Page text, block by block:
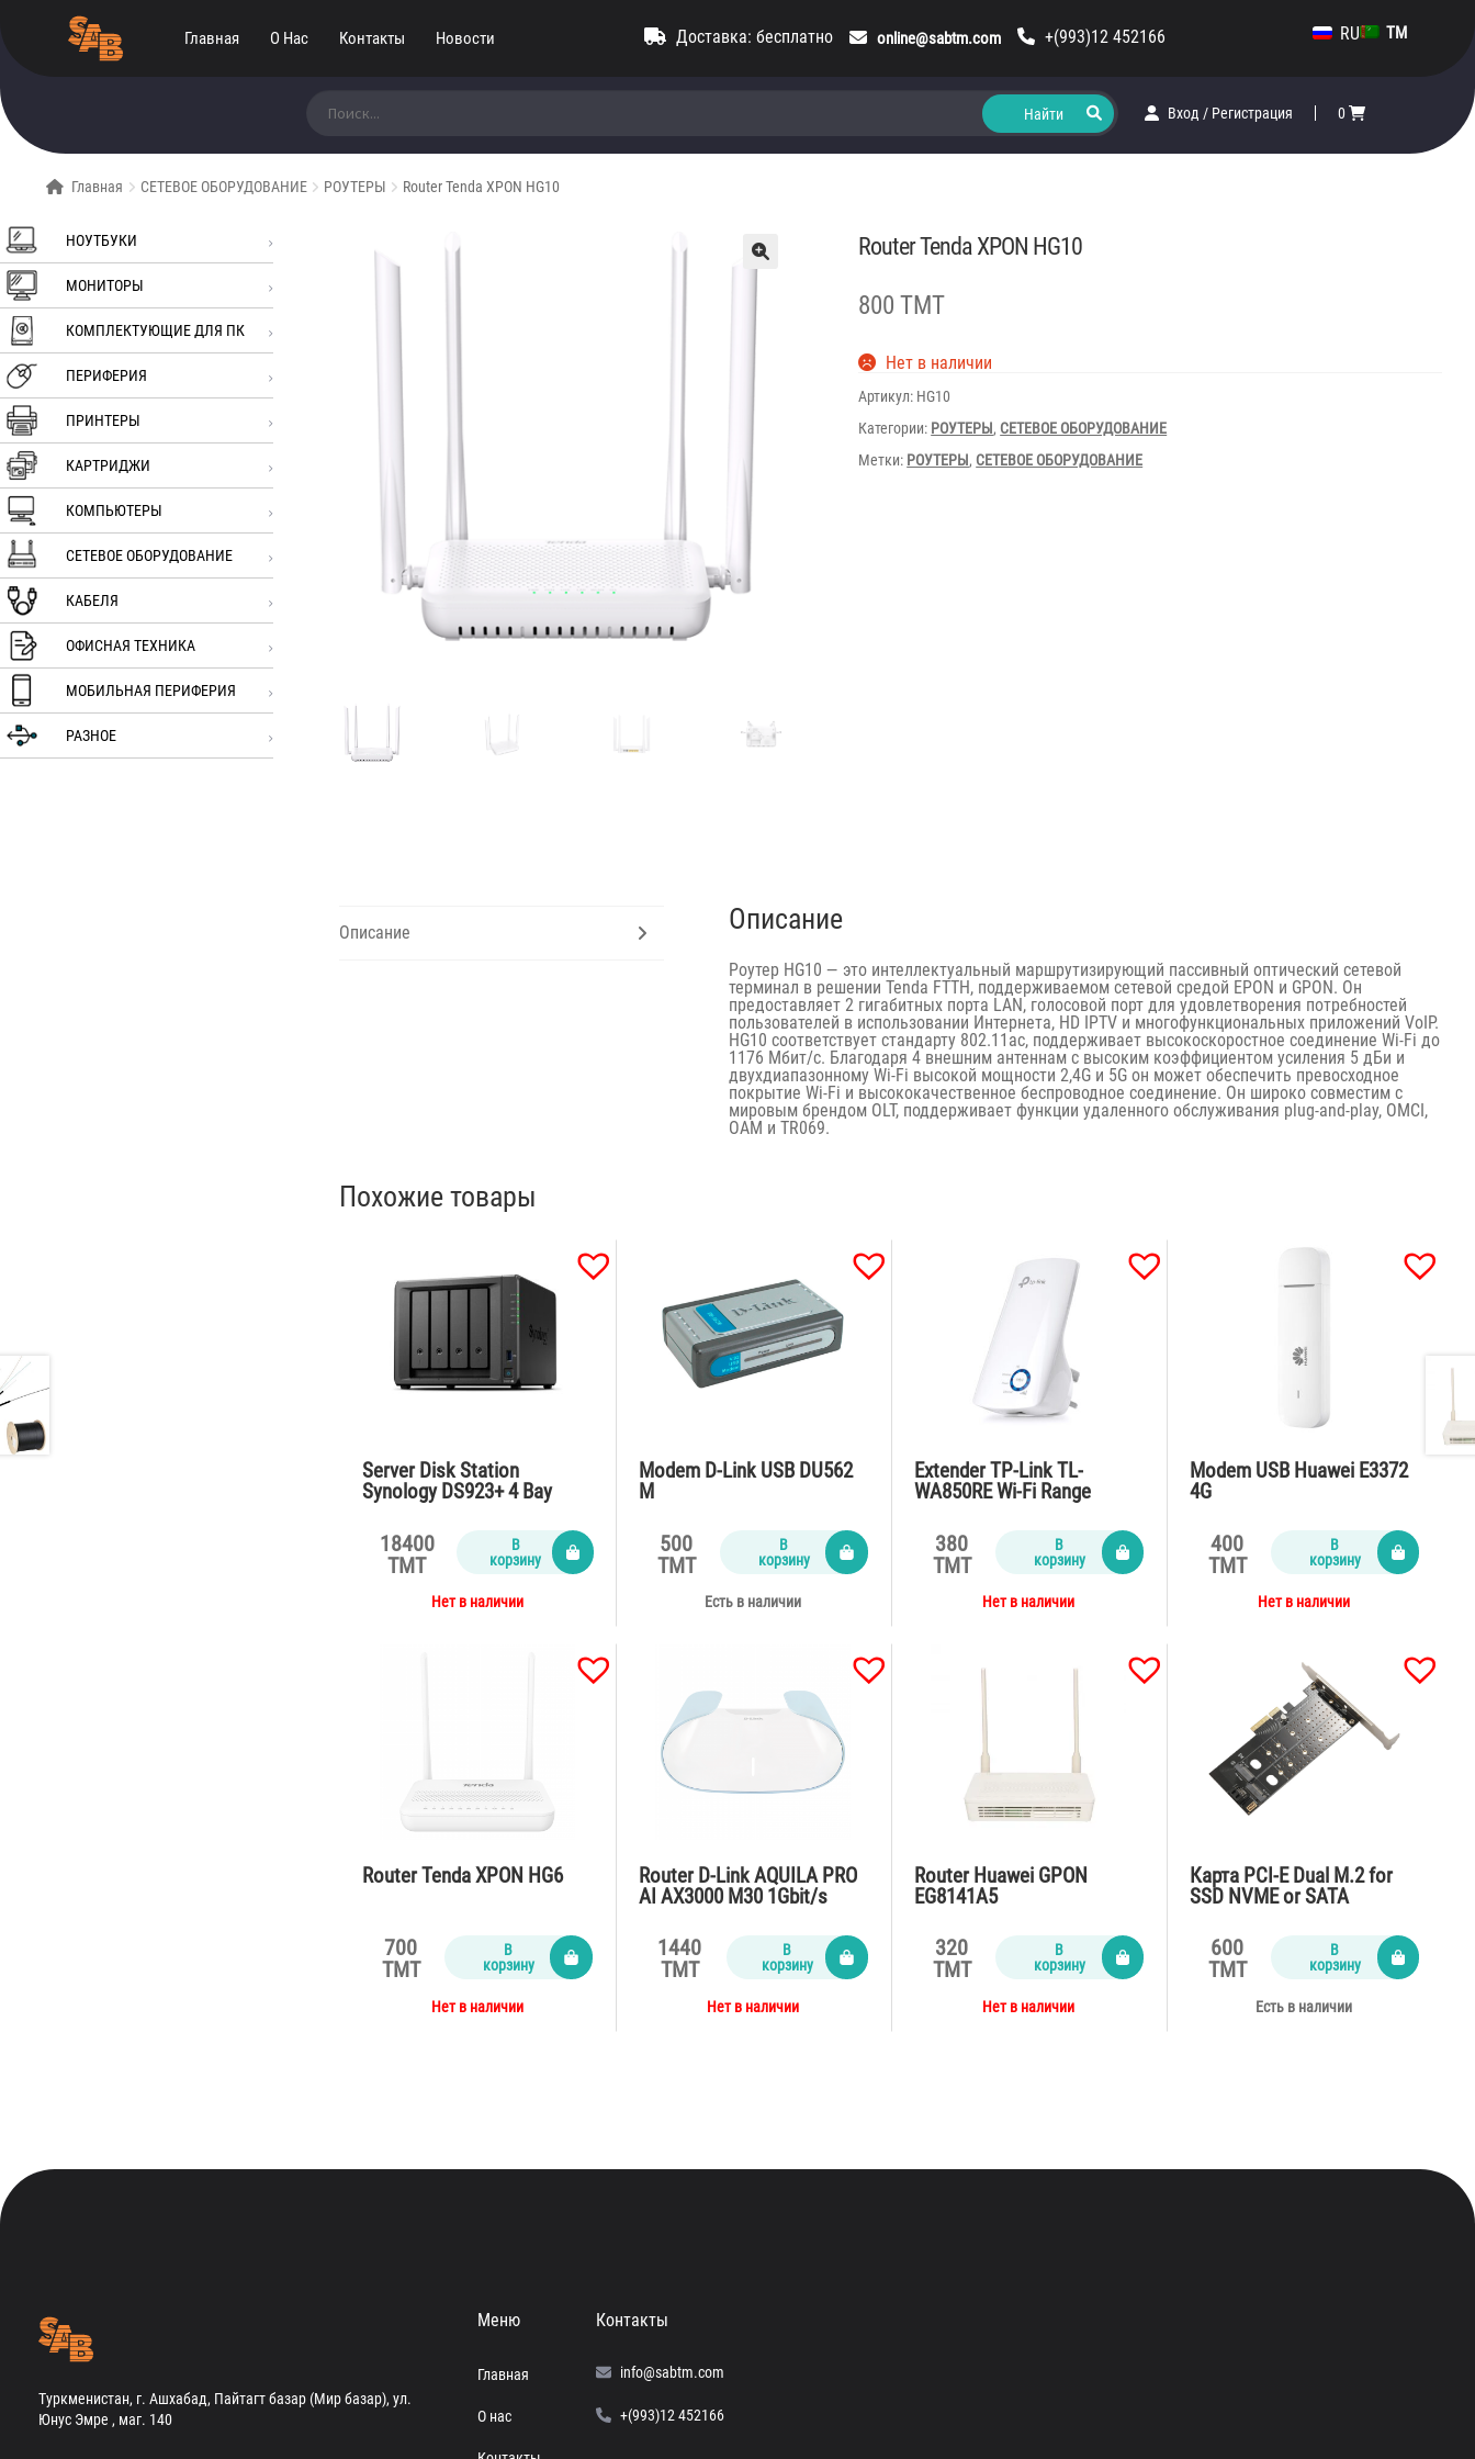
Главная О Нас Контакты Новости Доставка: бесплатно online@sabtm.com +(993)12 452166 RU TM
Вход / Регистрация 0
Главная СЕТЕВОЕ ОБОРУДОВАНИЕ РОУТЕРЫ Router Tenda XPON HG10
НОУТБУКИ
МОНИТОРЫ
КОМПЛЕКТУЮЩИЕ ДЛЯ ПК
ПЕРИФЕРИЯ
ПРИНТЕРЫ
КАРТРИДЖИ
КОМПЬЮТЕРЫ
СЕТЕВОЕ ОБОРУДОВАНИЕ
КАБЕЛЯ
ОФИСНАЯ ТЕХНИКА
МОБИЛЬНАЯ ПЕРИФЕРИЯ
РАЗНОЕ
Router Tenda XPON HG10
800 TMT
Нет в наличии
Артикул: HG10
Категории: РОУТЕРЫ, СЕТЕВОЕ ОБОРУДОВАНИЕ
Метки: РОУТЕРЫ, СЕТЕВОЕ ОБОРУДОВАНИЕ
Описание Описание
Роутер HG10 — это интеллектуальный маршрутизирующий пассивный оптический сетевой
терминал в решении Tenda FTTH, поддерживаемом сетевой средой EPON и GPON. Он
предоставляет 2 гигабитных порта LAN, голосовой порт для удовлетворения потребностей
пользователей в использовании Интернета, HD IPTV и многофункциональных приложений VoIP.
HG10 соответствует стандарту 802.11ac, поддерживает высокоскоростное соединение Wi-Fi до
1176 Мбит/с. Благодаря 4 внешним антеннам с высоким коэффициентом усиления 5 дБи и
двухдиапазонному Wi-Fi высокой мощности 2,4G и 5G он может обеспечить превосходное
покрытие Wi-Fi и высококачественное беспроводное соединение. Он широко совместим с
мировым брендом OLT, поддерживает функции удаленного обслуживания plug-and-play, OMCI,
OAM и TR069.
Похожие товары
Server Disk Station
Synology DS923+ 4 Bay
18400
TMT
В
корзину
Нет в наличии
Modem D-Link USB DU562
M
500
TMT
В
корзину
Есть в наличии
Extender TP-Link TL-
WA850RE Wi-Fi Range
380
TMT
В
корзину
Нет в наличии
Modem USB Huawei E3372
4G
400
TMT
В
корзину
Нет в наличии
Router Tenda XPON HG6
700
TMT
В
корзину
Нет в наличии
Router D-Link AQUILA PRO
AI AX3000 M30 1Gbit/s
1440
TMT
В
корзину
Нет в наличии
Router Huawei GPON
EG8141A5
320
TMT
В
корзину
Нет в наличии
Карта PCI-E Dual M.2 for
SSD NVME or SATA
600
TMT
В
корзину
Есть в наличии
Туркменистан, г. Ашхабад, Пайтагт базар (Мир базар), ул.
Юнус Эмре , маг. 140
Меню
Главная
О нас
Контакты
info@sabtm.com
+(993)12 452166